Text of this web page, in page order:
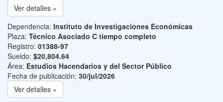
Ver detalles »
Dependencia: Instituto de Investigaciones Económicas
Plaza: Técnico Asociado C tiempo completo
Registro: 01388-97
Sueldo: $20,804.64
Área: Estudios Hacendarios y del Sector Público
Fecha de publicación: 30/jul/2026
Ver detalles »